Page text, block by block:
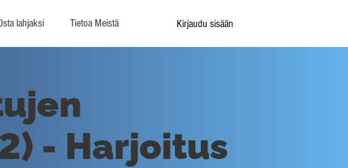
lahjaksi Tietoa Meistä Kirjaudu sisään
- Harjoitus